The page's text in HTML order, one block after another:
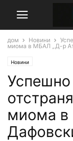
дом Новини
миома в МБАЛ „Д-р
Новини
Успешно
миома в